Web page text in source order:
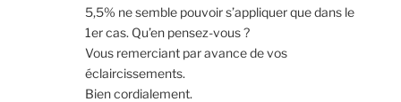
5,5% ne semble pouvoir s’appliquer que dans le
1er cas. Qu’en pensez-vous ?
Vous remerciant par avance de vos
éclaircissements.
Bien cordialement.